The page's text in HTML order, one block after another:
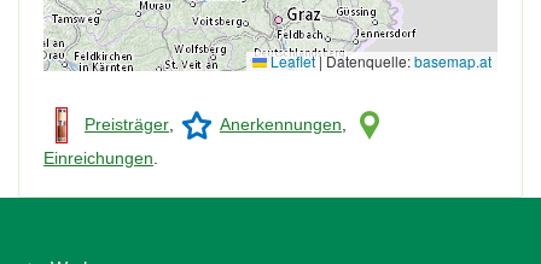
Leaflet|Datenquelle:basemap.at
Preisträger Anerkennungen
Einreichungen